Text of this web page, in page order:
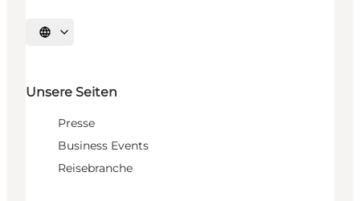
Sprache auswählen
Unsere Seiten
Presse
Business Events
Reisebranche